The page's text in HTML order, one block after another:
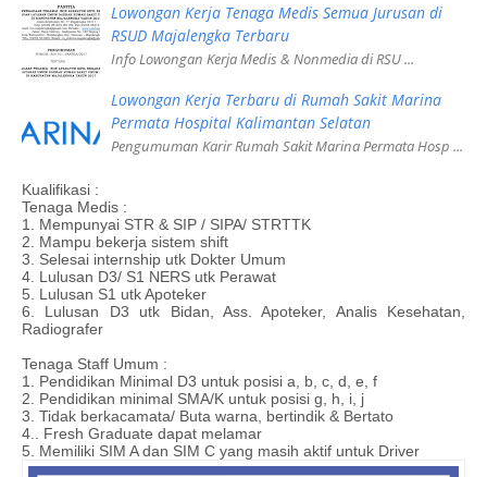
Lowongan Kerja Tenaga Medis Semua Jurusan di
RSUD Majalengka Terbaru
Info Lowongan Kerja Medis & Nonmedia di RSU ...
Lowongan Kerja Terbaru di Rumah Sakit Marina
Permata Hospital Kalimantan Selatan
Pengumuman Karir Rumah Sakit Marina Permata Hosp ...
Kualifikasi :
Tenaga Medis :
1. Mempunyai STR & SIP / SIPA/ STRTTK
2. Mampu bekerja sistem shift
3. Selesai internship utk Dokter Umum
4. Lulusan D3/ S1 NERS utk Perawat
5. Lulusan S1 utk Apoteker
6. Lulusan D3 utk Bidan, Ass. Apoteker, Analis Kesehatan,
Radiografer
Tenaga Staff Umum :
1. Pendidikan Minimal D3 untuk posisi a, b, c, d, e, f
2. Pendidikan minimal SMA/K untuk posisi g, h, i, j
3. Tidak berkacamata/ Buta warna, bertindik & Bertato
4.. Fresh Graduate dapat melamar
5. Memiliki SIM A dan SIM C yang masih aktif untuk Driver